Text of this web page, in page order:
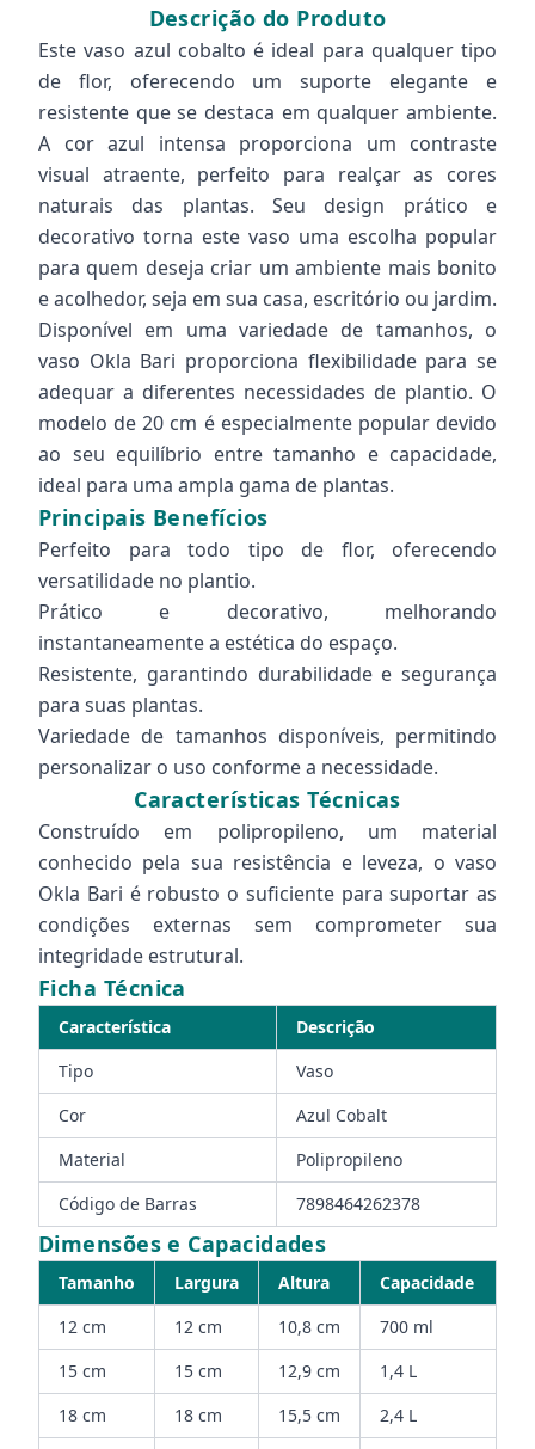
Descrição do Produto
Este vaso azul cobalto é ideal para qualquer tipo
de flor, oferecendo um suporte elegante e
resistente que se destaca em qualquer ambiente.
A cor azul intensa proporciona um contraste
visual atraente, perfeito para realçar as cores
naturais das plantas. Seu design prático e
decorativo torna este vaso uma escolha popular
para quem deseja criar um ambiente mais bonito
e acolhedor, seja em sua casa, escritório ou jardim.
Disponível em uma variedade de tamanhos, o
vaso Okla Bari proporciona flexibilidade para se
adequar a diferentes necessidades de plantio. O
modelo de 20 cm é especialmente popular devido
ao seu equilíbrio entre tamanho e capacidade,
ideal para uma ampla gama de plantas.
Principais Benefícios
Perfeito para todo tipo de flor, oferecendo
versatilidade no plantio.
Prático e decorativo, melhorando
instantaneamente a estética do espaço.
Resistente, garantindo durabilidade e segurança
para suas plantas.
Variedade de tamanhos disponíveis, permitindo
personalizar o uso conforme a necessidade.
Características Técnicas
Construído em polipropileno, um material
conhecido pela sua resistência e leveza, o vaso
Okla Bari é robusto o suficiente para suportar as
condições externas sem comprometer sua
integridade estrutural.
Ficha Técnica
Característica
Descrição
Tipo
Vaso
Cor
Azul Cobalt
Material
Polipropileno
Código de Barras
7898464262378
Dimensões e Capacidades
Tamanho Largura Altura
Capacidade
12 cm
12 cm 10,8 cm
700 ml
15 cm
15 cm 12,9 cm
1,4 L
18 cm
18 cm 15,5 cm
2,4 L